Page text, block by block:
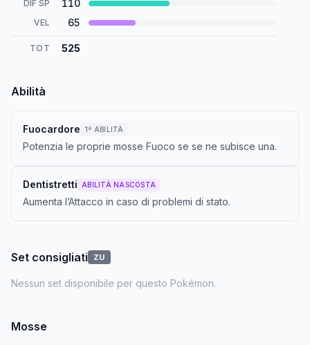
DIF SP 110
VEL 65
TOT 525
Abilità
Fuocardore 1ª ABILITÀ
Potenzia le proprie mosse Fuoco se se ne subisce una.
Dentistretti ABILITÀ NASCOSTA
Aumenta l’Attacco in caso di problemi di stato.
Set consigliati ZU
Nessun set disponibile per questo Pokémon.
Mosse